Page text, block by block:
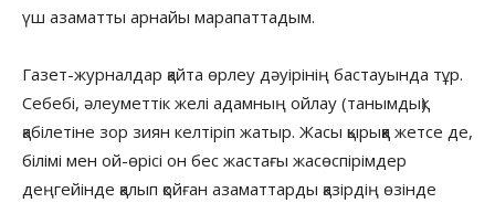
үш азаматты арнайы марапаттадым.
Газет-журналдар қайта өрлеу дәуірінің бастауында тұр.
Себебі, әлеуметтік желі адамның ойлау (танымдық)
қабілетіне зор зиян келтіріп жатыр. Жасы қырыққа жетсе де,
білімі мен ой-өрісі он бес жастағы жасөспірімдер
деңгейінде қалып қойған азаматтарды қазірдің өзінде